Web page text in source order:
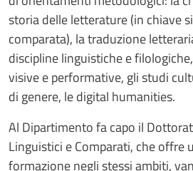
storia delle letterature (in chiave
comparata), la traduzione
discipline linguistiche e
visive e performative, gli studi
di genere, le digital humanities.
Al Dipartimento fa capo il
Linguistici e Comparati, che offre
formazione negli stessi ambiti,